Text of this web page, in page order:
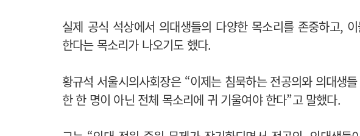
실제 공식 석상에서 의대생들의 다양한 목소리를 존중하고,
한다는 목소리가 나오기도 했다.
황규석 서울시의사회장은 “이제는 침묵하는 전공의와 의대생
한 한 명이 아닌 전체 목소리에 귀 기울여야 한다”고 말했다.